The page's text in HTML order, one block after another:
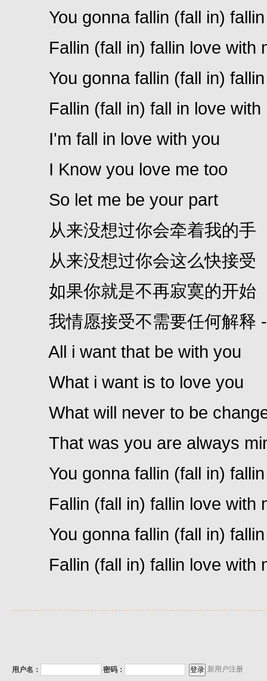
You gonna fallin (fall in) fallin
Fallin (fall in) fallin love with
You gonna fallin (fall in) fallin
Fallin (fall in) fall in love with
I'm fall in love with you
I Know you love me too
So let me be your part
从来没想过你会牵着我的手
从来没想过你会这么快接受
如果你就是不再寂寞的开始
我情愿接受不需要任何解释 -
All i want that be with you
What i want is to love you
What will never to be
That was you are always
You gonna fallin (fall in) fallin
Fallin (fall in) fallin love with
You gonna fallin (fall in) fallin
Fallin (fall in) fallin love with
用户名： 密码： 新用户注册